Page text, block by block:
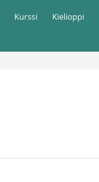
Kurssi Kielioppi